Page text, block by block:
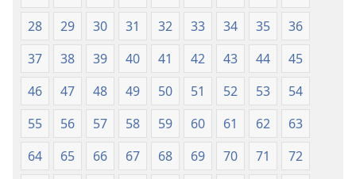
ya
Jalada
Jepesi)
28
29 30 31 32 33 34 35
36
37
38 39 40 41 42 43 44
45
46
47 48 49 50 51 52 53
54
55
56 57 58 59 60 61 62
63
64
65 66 67 68 69 70 71
72